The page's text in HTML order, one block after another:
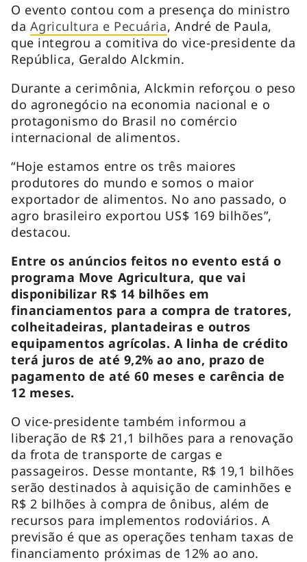
O evento contou com a presença do ministro
da Agricultura e Pecuária, André de Paula,
que integrou a comitiva do vice-presidente da
República, Geraldo Alckmin.
Durante a cerimônia, Alckmin reforçou o peso
do agronegócio na economia nacional e o
protagonismo do Brasil no comércio
internacional de alimentos.
“Hoje estamos entre os três maiores
produtores do mundo e somos o maior
exportador de alimentos. No ano passado, o
agro brasileiro exportou US$ 169 bilhões”,
destacou.
Entre os anúncios feitos no evento está o
programa Move Agricultura, que vai
disponibilizar R$ 14 bilhões em
financiamentos para a compra de tratores,
colheitadeiras, plantadeiras e outros
equipamentos agrícolas. A linha de crédito
terá juros de até 9,2% ao ano, prazo de
pagamento de até 60 meses e carência de
12 meses.
O vice-presidente também informou a
liberação de R$ 21,1 bilhões para a renovação
da frota de transporte de cargas e
passageiros. Desse montante, R$ 19,1 bilhões
serão destinados à aquisição de caminhões e
R$ 2 bilhões à compra de ônibus, além de
recursos para implementos rodoviários. A
previsão é que as operações tenham taxas de
financiamento próximas de 12% ao ano.